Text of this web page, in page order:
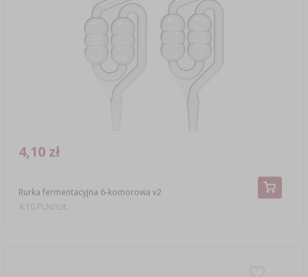
Rurka fermentacyjna 6-komorowa v2
4,10 zł
4,10 PLN/szt.